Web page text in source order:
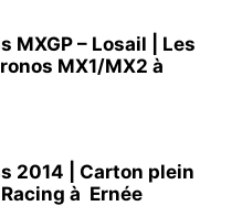
MXGP – Losail | Les
MX1/MX2 à
2014 | Carton plein
à Ernée